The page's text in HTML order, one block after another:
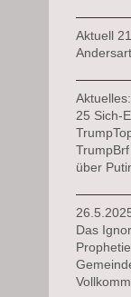
Aktuell
25 Sich-
über
Das